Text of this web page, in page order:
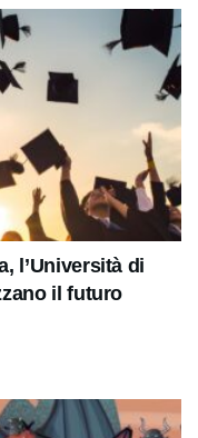
l’Università di
il futuro